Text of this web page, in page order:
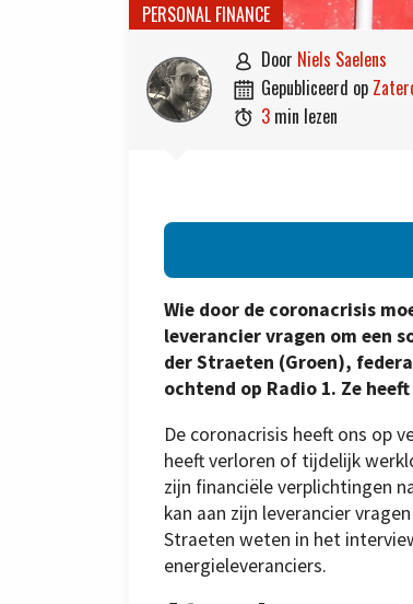
PERSONAL FINANCE
 door Niels Saelens
 gepubliceerd op
 3 min lezen
Wie door de coronacrisis
leverancier vragen om een
der Straeten (Groen),
ochtend op Radio 1. Ze
De coronacrisis heeft ons op
heeft verloren of tijdelijk
zijn financiële verplichtingen
kan aan zijn leverancier
Straeten weten in het
energieleveranciers.